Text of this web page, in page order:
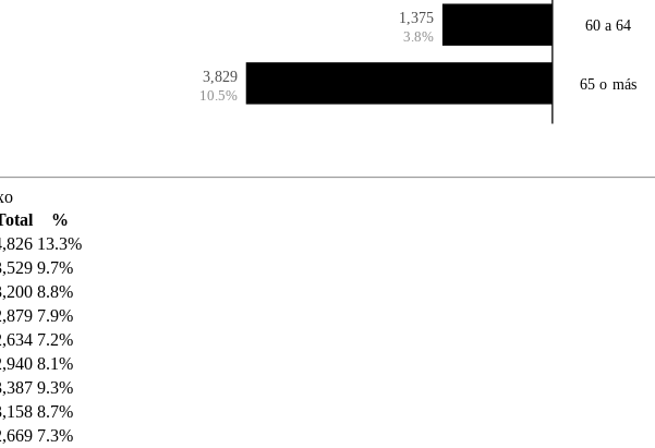
1,375
3.8%
60 a 64
3,829
10.5%
65 o más
%
13.3%
9.7%
8.8%
7.9%
7.2%
8.1%
9.3%
8.7%
7.3%